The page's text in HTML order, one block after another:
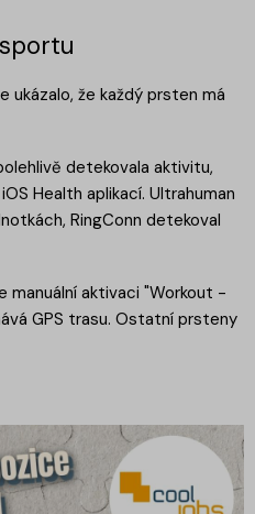
ukázalo, že každý prsten má
detekovala aktivitu,
Health aplikací. Ultrahuman
RingConn detekoval
manuální aktivaci "Workout -
GPS trasu. Ostatní prsteny